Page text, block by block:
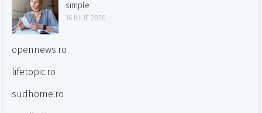
simple
16 IULIE 2026
opennews.ro
lifetopic.ro
sudhome.ro